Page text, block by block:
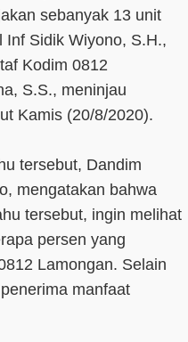
sebanyak 13 unit
Inf Sidik Wiyono, S.H.,
Kodim 0812
S.S., meninjau
Kamis (20/8/2020).
tersebut, Dandim
mengatakan bahwa
tersebut, ingin melihat
persen yang
Lamongan. Selain
manfaat